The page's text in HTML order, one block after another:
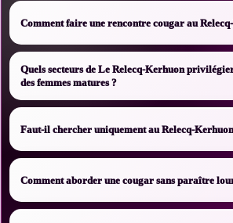
Comment faire une rencontre cougar au
Quels secteurs de Le Relecq-Kerhuon
des femmes matures ?
Faut-il chercher uniquement au Relecq-
Comment aborder une cougar sans paraître